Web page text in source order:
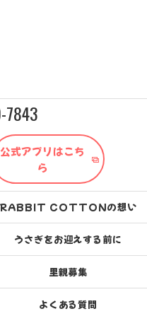
7843
公式アプリはこち
ら
RABBIT COTTONの想い
うさぎをお迎えする前に
里親募集
よくある質問